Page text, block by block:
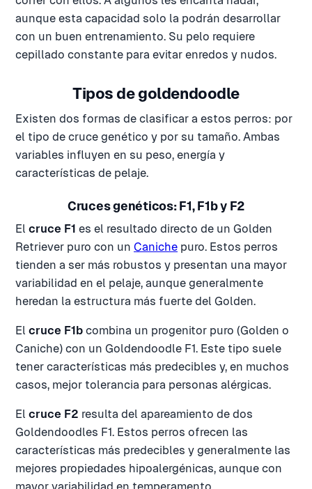
aunque esta capacidad solo la podrán desarrollar
con un buen entrenamiento. Su pelo requiere
cepillado constante para evitar enredos y nudos.
Tipos de goldendoodle
Existen dos formas de clasificar a estos perros: por
el tipo de cruce genético y por su tamaño. Ambas
variables influyen en su peso, energía y
características de pelaje.
Cruces genéticos: F1, F1b y F2
El cruce F1 es el resultado directo de un Golden
Retriever puro con un Caniche puro. Estos perros
tienden a ser más robustos y presentan una mayor
variabilidad en el pelaje, aunque generalmente
heredan la estructura más fuerte del Golden.
El cruce F1b combina un progenitor puro (Golden o
Caniche) con un Goldendoodle F1. Este tipo suele
tener características más predecibles y, en muchos
casos, mejor tolerancia para personas alérgicas.
El cruce F2 resulta del apareamiento de dos
Goldendoodles F1. Estos perros ofrecen las
características más predecibles y generalmente las
mejores propiedades hipoalergénicas, aunque con